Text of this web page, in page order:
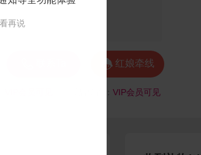
 红娘牵线
VIP会员可见
再说